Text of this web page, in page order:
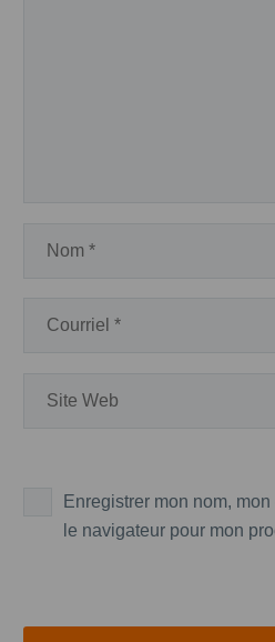
Enregistrer mon nom,
le navigateur pour mon